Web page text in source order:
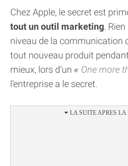
Chez Apple, le secret est
tout un outil marketing.
niveau de la communication
tout nouveau produit
mieux, lors d’un
One more
l’entreprise a le secret.